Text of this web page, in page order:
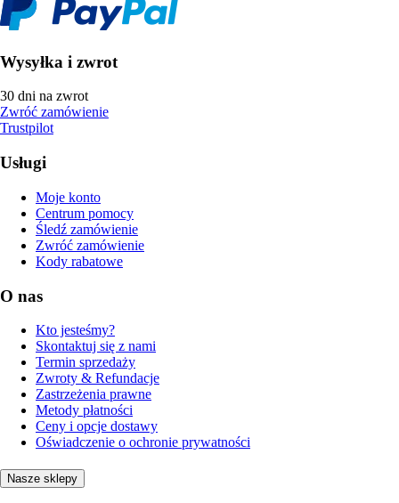
Wysyłka i zwrot
30 dni na zwrot
Zwróć zamówienie
Trustpilot
Usługi
Moje konto
Centrum pomocy
Śledź zamówienie
Zwróć zamówienie
Kody rabatowe
O nas
Kto jesteśmy?
Skontaktuj się z nami
Termin sprzedaży
Zwroty & Refundacje
Zastrzeżenia prawne
Metody płatności
Ceny i opcje dostawy
Oświadczenie o ochronie prywatności
Nasze sklepy